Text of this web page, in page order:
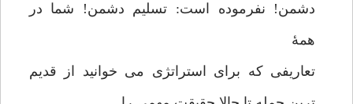
دشمن! نفرموده است: تسلیم دشمن! شما در
همۀ
تعاریفی که برای استراتژی می خوانید از قدیم